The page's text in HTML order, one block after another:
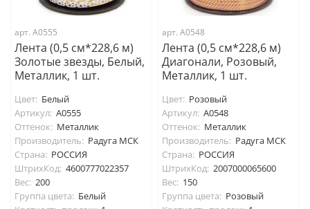
арт. А0555
Лента (0,5 см*228,6 м)
Золотые звезды, Белый,
Металлик, 1 шт.
Цвет: Белый
Артикул: А0555
Оттенок: Металлик
Производитель: Радуга МСК
Страна: РОССИЯ
ШтрихКод: 4600777022357
Вес: 200
Группа цвета: Белый
арт. А0548
Лента (0,5 см*228,6 м)
Диагонали, Розовый,
Металлик, 1 шт.
Цвет: Розовый
Артикул: А0548
Оттенок: Металлик
Производитель: Радуга МСК
Страна: РОССИЯ
ШтрихКод: 2007000065600
Вес: 150
Группа цвета: Розовый